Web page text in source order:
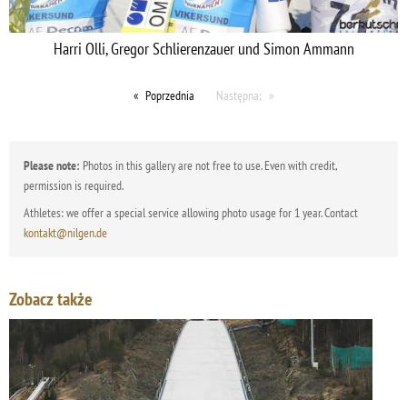
Harri Olli, Gregor Schlierenzauer und Simon Ammann
Poprzednia Następna;
Please note: Photos in this gallery are not free to use. Even with credit,
permission is required.
Athletes: we offer a special service allowing photo usage for 1 year. Contact
kontakt@nilgen.de
Zobacz także